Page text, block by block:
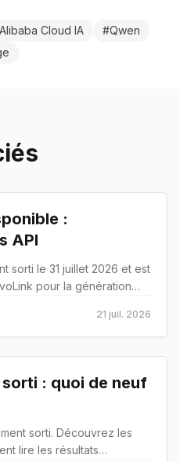
Alibaba Cloud IA #Qwen
:
API
sorti le 31 juillet 2026 et est
pour la génération
21 juil. 2026
: quoi de neuf
sorti. Découvrez les
lire les résultats